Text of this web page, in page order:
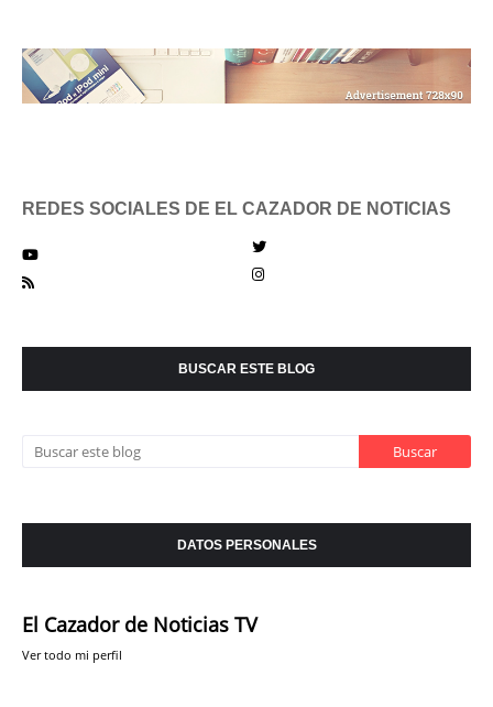
REDES SOCIALES DE EL CAZADOR DE NOTICIAS
BUSCAR ESTE BLOG
DATOS PERSONALES
El Cazador de Noticias TV
Ver todo mi perfil